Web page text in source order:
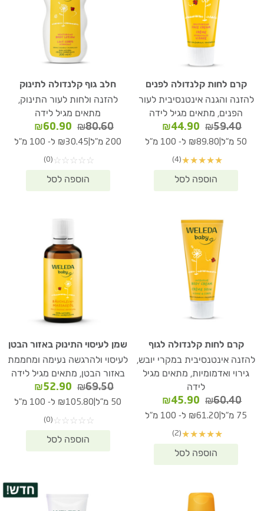
קרם לחות קלנדולה לפנים
להזנה והגנה אינטנסיבית לעור
הפנים, מתאים מגיל לידה
₪59.40
המחיר
המקורי
₪59.40.
₪44.90
המחיר
הנוכחי
50 מ"ל ₪89.80 ל- 100 מ"ל
★
★
★
★
★
(4)
חלב גוף קלנדולה לתינוק
להזנה ולחות לעור התינוק,
מתאים מגיל לידה
₪80.60
המחיר
המקורי
₪80.60.
₪60.90
הנוכחי
200 מ"ל ₪30.45 ל- 100 מ"ל
☆
☆
☆
☆
☆
(0)
קרם לחות קלנדולה לגוף
להזנה אינטנסיבית במקרי יובש,
גירוי ואדמומיות, מתאים מגיל
לידה
₪60.40
המחיר
המקורי
₪60.40.
₪45.90
המחיר
הנוכחי
75 מ"ל ₪61.20 ל- 100 מ"ל
★
★
★
★
★
(2)
שמן לעיסוי התינוק באזור הבטן
לעיסוי ולהרגשה נעימה ומחממת
באזור הבטן, מתאים מגיל לידה
₪69.50
המחיר
המקורי
₪69.50.
₪52.90
הנוכחי
50 מ"ל ₪105.80 ל- 100 מ"ל
☆
☆
☆
☆
☆
(0)